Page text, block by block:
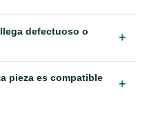
defectuoso o
+
pieza es compatible
+